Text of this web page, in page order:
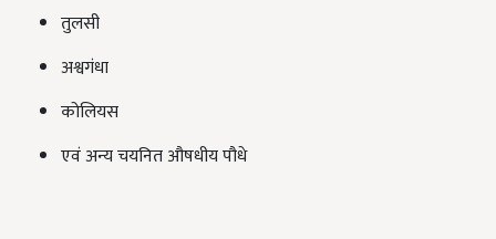
तुलसी
अश्वगंधा
कोलियस
एवं अन्य चयनित औषधीय पौधे